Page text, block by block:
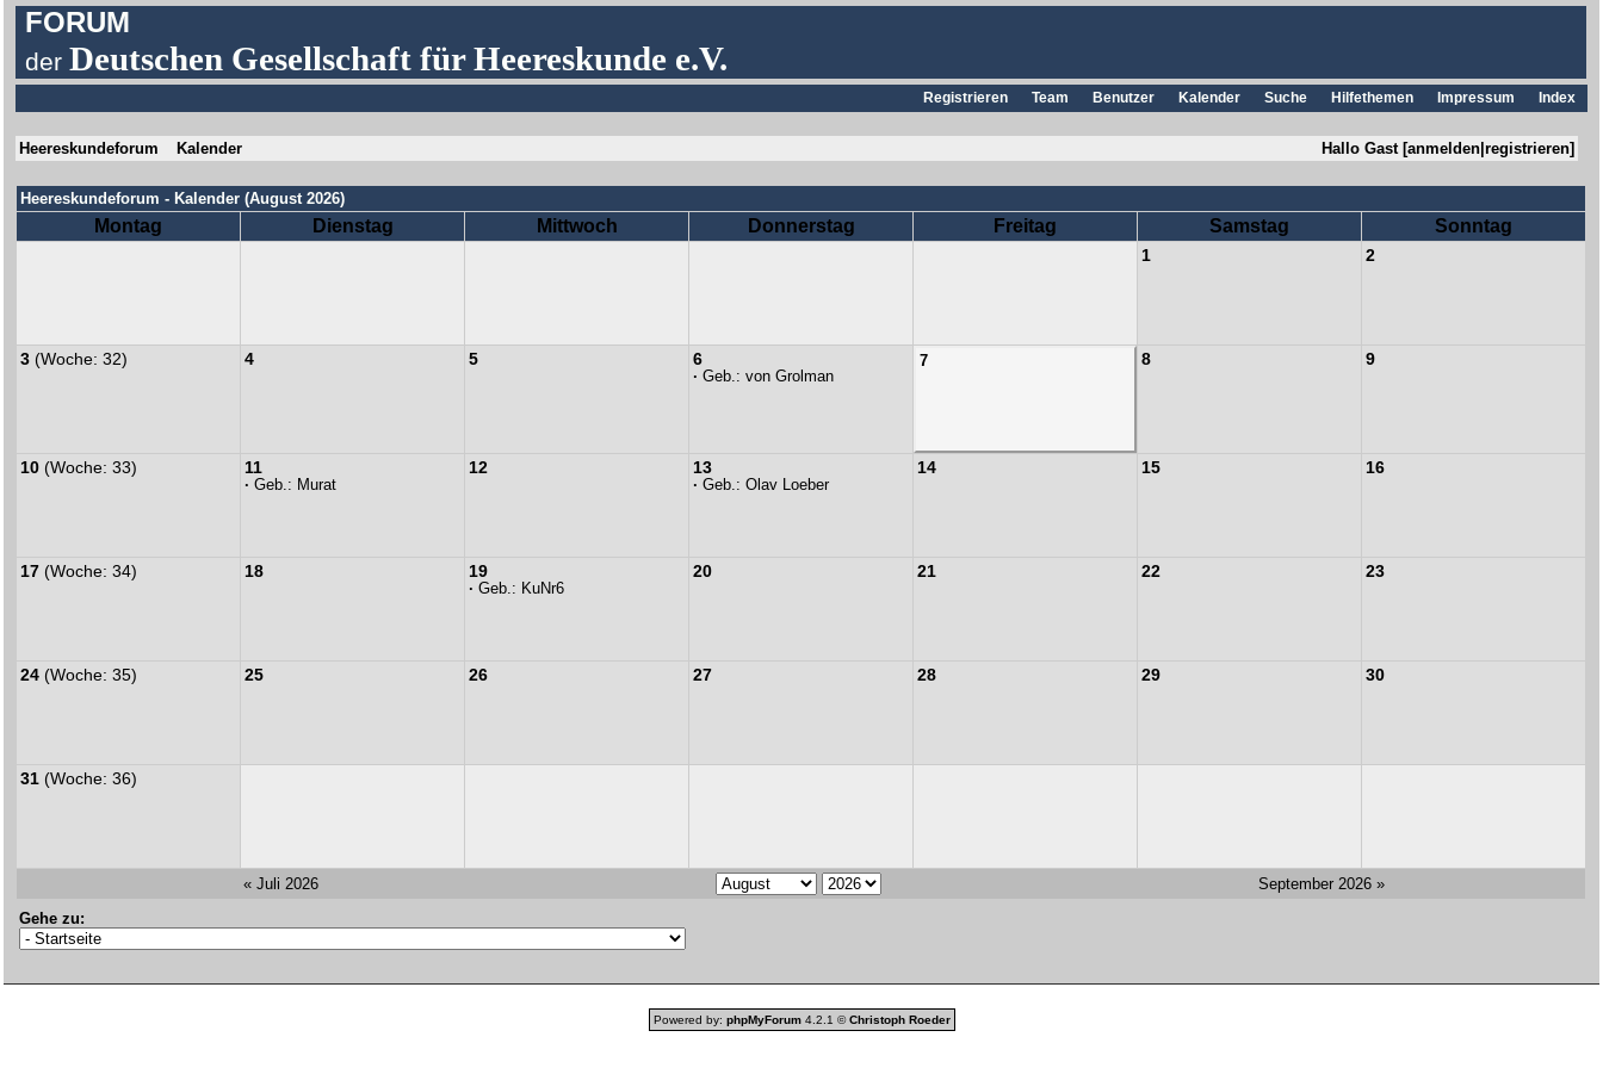
FORUM
derDeutschen Gesellschaft für Heereskunde e.V.
Index
Impressum
Hilfethemen
Suche
Kalender
Benutzer
Team
Registrieren
Hallo Gast [anmelden |registrieren]
Heereskundeforum Kalender
Heereskundeforum - Kalender (August 2026)
Montag Dienstag Mittwoch Donnerstag Freitag Samstag Sonntag
1 2
3 (Woche: 32) 4 5 6
· Geb.:von Grolman
7 8 9
10 (Woche: 33) 11
· Geb.: Murat
12 13
· Geb.:Olav Loeber
14 15 16
17 (Woche: 34) 18 19
· Geb.: KuNr6
20 21 22 23
24 (Woche: 35) 25 26 27 28 29 30
31 (Woche: 36)
« Juli 2026
September 2026 »
Gehe zu:
Powered by: phpMyForum4.2.1 ©Christoph Roeder